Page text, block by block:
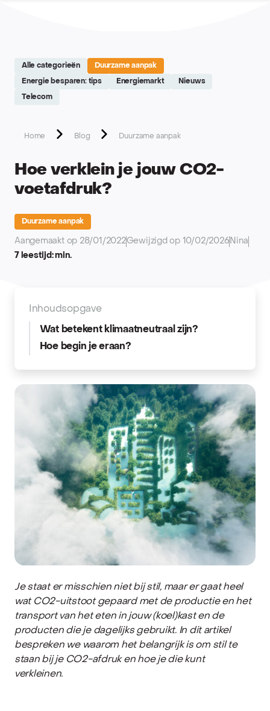
Alle categorieën Duurzame aanpak
Energie besparen: tips Energiemarkt Nieuws
Telecom
Home Blog Duurzame aanpak
Hoe verklein je jouw CO2-
voetafdruk?
Duurzame aanpak
Aangemaakt op 28/01/2022Gewijzigd op 10/02/2026 Nina
7 leestijd: min.
Inhoudsopgave
Wat betekent klimaatneutraal zijn?
Hoe begin je eraan?
Je staat er misschien niet bij stil, maar er gaat heel
wat CO2-uitstoot gepaard met de productie en het
transport van het eten in jouw (koel)kast en de
producten die je dagelijks gebruikt. In dit artikel
bespreken we waarom het belangrijk is om stil te
staan bij je CO2-afdruk en hoe je die kunt
verkleinen.